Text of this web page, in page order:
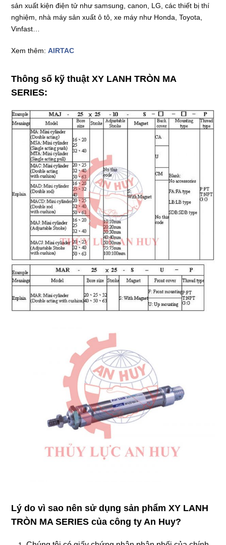
sản xuất kiện điện tử như samsung, canon, LG, các thiết bị thí
nghiệm, nhà máy sản xuất ô tô, xe máy như Honda, Toyota,
Vinfast…
Xem thêm:AIRTAC
Thông số kỹ thuật XY LANH TRÒN MA
SERIES:
Lý do vì sao nên sử dụng sản phẩm XY LANH
TRÒN MA SERIES của công ty An Huy?